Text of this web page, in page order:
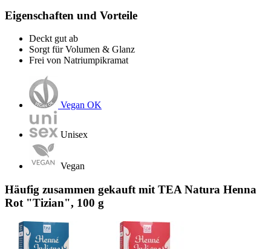
Eigenschaften und Vorteile
Deckt gut ab
Sorgt für Volumen & Glanz
Frei von Natriumpikramat
Vegan OK
Unisex
Vegan
Häufig zusammen gekauft mit TEA Natura Henna
Rot "Tizian", 100 g